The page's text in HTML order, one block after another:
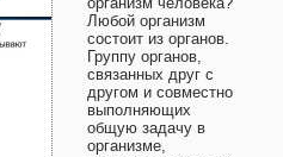
Любой организм
состоит из органов.
Группу органов,
связанных друг с
другом и совместно
выполняющих
общую задачу в
организме,